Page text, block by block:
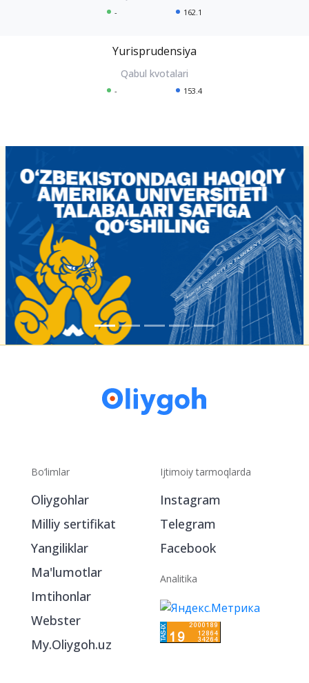
- 162.1
Yurisprudensiya
- 153.4
Bo‘limlar
Oliygohlar
Milliy sertifikat
Yangiliklar
Ma'lumotlar
Imtihonlar
Webster
My.Oliygoh.uz
Ijtimoiy tarmoqlarda
Instagram
Telegram
Facebook
Analitika